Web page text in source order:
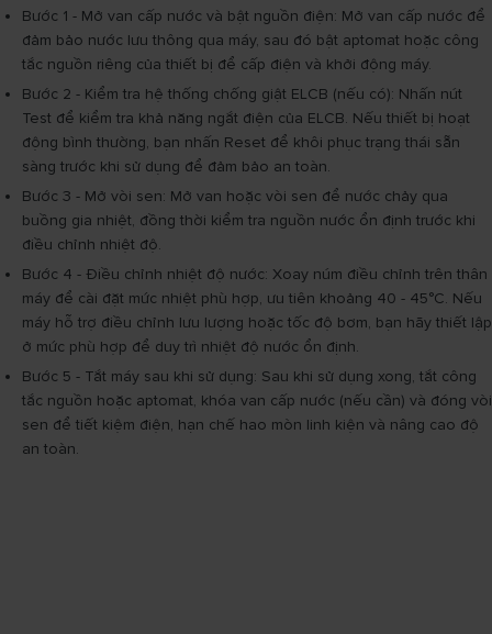
Bước 1 - Mở van cấp nước và bật nguồn điện: Mở van cấp nước để
đảm bảo nước lưu thông qua máy, sau đó bật aptomat hoặc công
tắc nguồn riêng của thiết bị để cấp điện và khởi động máy.
Bước 2 - Kiểm tra hệ thống chống giật ELCB (nếu có): Nhấn nút
Test để kiểm tra khả năng ngắt điện của ELCB. Nếu thiết bị hoạt
động bình thường, bạn nhấn Reset để khôi phục trạng thái sẵn
sàng trước khi sử dụng để đảm bảo an toàn.
Bước 3 - Mở vòi sen: Mở van hoặc vòi sen để nước chảy qua
buồng gia nhiệt, đồng thời kiểm tra nguồn nước ổn định trước khi
điều chỉnh nhiệt độ.
Bước 4 - Điều chỉnh nhiệt độ nước: Xoay núm điều chỉnh trên thân
máy để cài đặt mức nhiệt phù hợp, ưu tiên khoảng 40 - 45°C. Nếu
máy hỗ trợ điều chỉnh lưu lượng hoặc tốc độ bơm, bạn hãy thiết lập
ở mức phù hợp để duy trì nhiệt độ nước ổn định.
Bước 5 - Tắt máy sau khi sử dụng: Sau khi sử dụng xong, tắt công
tắc nguồn hoặc aptomat, khóa van cấp nước (nếu cần) và đóng vòi
sen để tiết kiệm điện, hạn chế hao mòn linh kiện và nâng cao độ
an toàn.